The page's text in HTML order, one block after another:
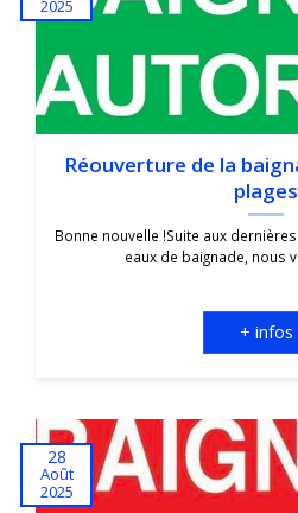
2025
Réouverture de la
plages
Bonne nouvelle !Suite aux
eaux de baignade, nous
+ infos
28
Août
2025